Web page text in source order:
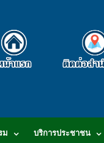
ม บริการประชาชน